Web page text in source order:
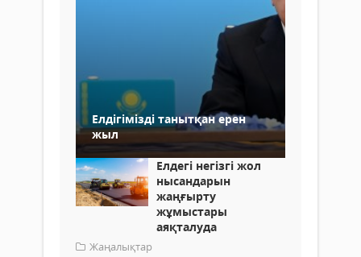
Елдігімізді танытқан ерен
жыл
Елдегі негізгі жол
нысандарын
жаңғырту
жұмыстары
аяқталуда
Жаңалықтар